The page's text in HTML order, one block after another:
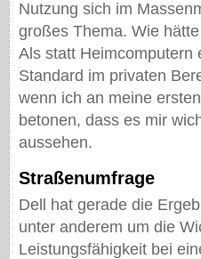
Nutzung sich im
großes Thema. Wie
Als statt Heimcomputern
Standard im privaten
wenn ich an meine
betonen, dass es mir
aussehen.
Straßenumfrage
Dell hat gerade die
unter anderem um die
Leistungsfähigkeit bei